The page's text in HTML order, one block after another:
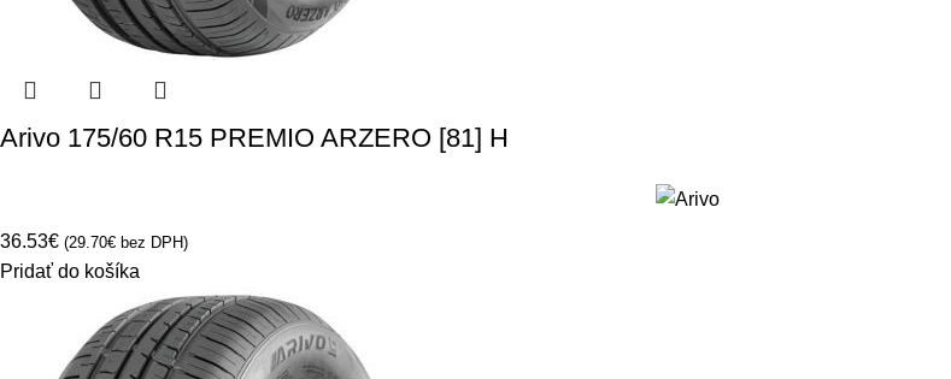
Arivo 175/60 R15 PREMIO ARZERO [81] H
36.53€ (29.70€ bez DPH)
Pridať do košíka